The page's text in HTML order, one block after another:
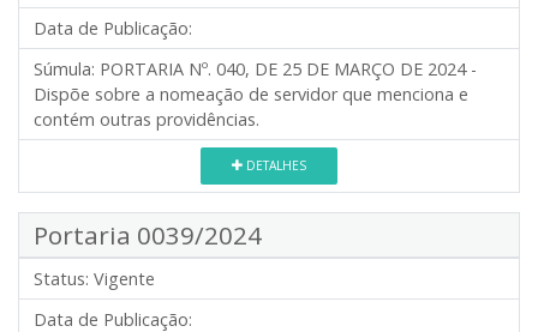
Data de Publicação:
Súmula: PORTARIA Nº. 040, DE 25 DE MARÇO DE 2024 -
Dispõe sobre a nomeação de servidor que menciona e
contém outras providências.
DETALHES
Portaria 0039/2024
Status: Vigente
Data de Publicação: